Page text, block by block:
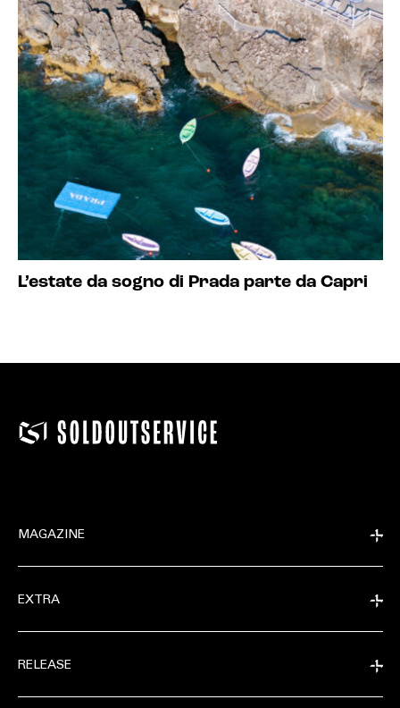
L’estate da sogno di Prada parte da Capri
MAGAZINE
EXTRA
RELEASE